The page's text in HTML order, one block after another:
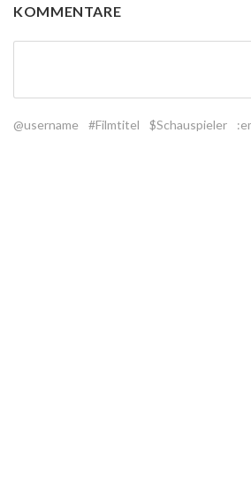
KOMMENTARE
@username #Filmtitel $Schauspieler